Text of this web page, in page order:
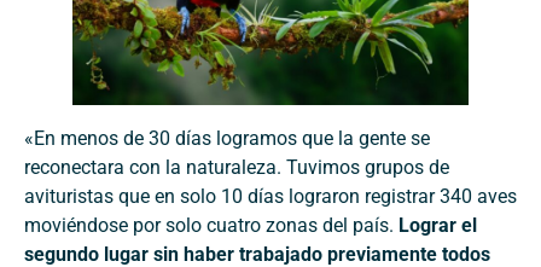
«En menos de 30 días logramos que la gente se
reconectara con la naturaleza. Tuvimos grupos de
avituristas que en solo 10 días lograron registrar 340 aves
moviéndose por solo cuatro zonas del país. Lograr el
segundo lugar sin haber trabajado previamente todos